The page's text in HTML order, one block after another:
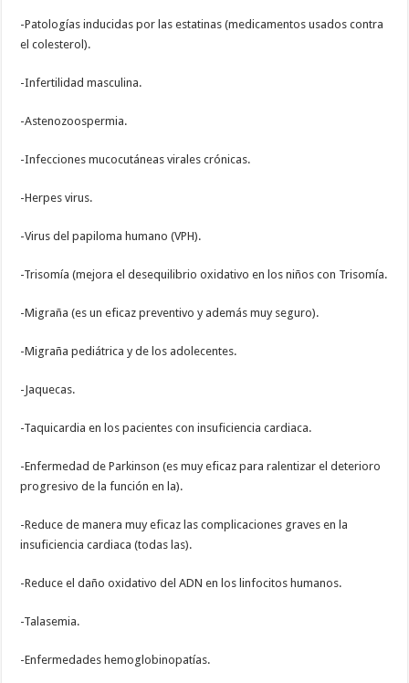
-Patologías inducidas por las estatinas (medicamentos usados contra
el colesterol).
-Infertilidad masculina.
-Astenozoospermia.
-Infecciones mucocutáneas virales crónicas.
-Herpes virus.
-Virus del papiloma humano (VPH).
-Trisomía (mejora el desequilibrio oxidativo en los niños con Trisomía.
-Migraña (es un eficaz preventivo y además muy seguro).
-Migraña pediátrica y de los adolecentes.
-Jaquecas.
-Taquicardia en los pacientes con insuficiencia cardiaca.
-Enfermedad de Parkinson (es muy eficaz para ralentizar el deterioro
progresivo de la función en la).
-Reduce de manera muy eficaz las complicaciones graves en la
insuficiencia cardiaca (todas las).
-Reduce el daño oxidativo del ADN en los linfocitos humanos.
-Talasemia.
-Enfermedades hemoglobinopatías.